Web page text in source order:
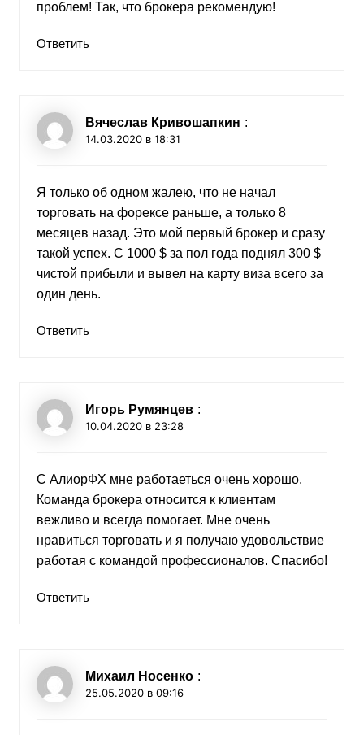
проблем! Так, что брокера рекомендую!
Ответить
Вячеслав Кривошапкин :
14.03.2020 в 18:31
Я только об одном жалею, что не начал
торговать на форексе раньше, а только 8
месяцев назад. Это мой первый брокер и сразу
такой успех. С 1000 $ за пол года поднял 300 $
чистой прибыли и вывел на карту виза всего за
один день.
Ответить
Игорь Румянцев :
10.04.2020 в 23:28
С АлиорФХ мне работаеться очень хорошо.
Команда брокера относится к клиентам
вежливо и всегда помогает. Мне очень
нравиться торговать и я получаю удовольствие
работая с командой профессионалов. Спасибо!
Ответить
Михаил Носенко :
25.05.2020 в 09:16